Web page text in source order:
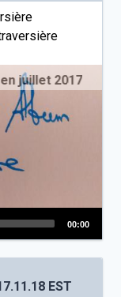
00:00
juillet 2017
EST